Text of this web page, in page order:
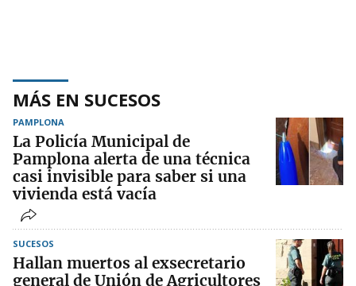
MÁS EN SUCESOS
PAMPLONA
La Policía Municipal de
Pamplona alerta de una técnica
casi invisible para saber si una
vivienda está vacía
SUCESOS
Hallan muertos al exsecretario
general de Unión de Agricultores